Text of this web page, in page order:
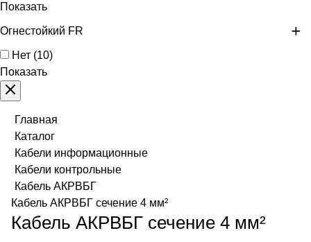
Показать
Огнестойкий FR
Нет (10)
Показать
Главная
Каталог
Кабели информационные
Кабели контрольные
Кабель АКРВБГ
Кабель АКРВБГ сечение 4 мм²
Кабель АКРВБГ сечение 4 мм²